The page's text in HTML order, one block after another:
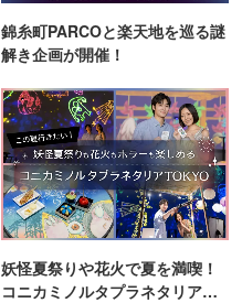
錦糸町PARCOと楽天地を巡る謎
解き企画が開催！
妖怪夏祭りや花火で夏を満喫！
コニカミノルタプラネタリア